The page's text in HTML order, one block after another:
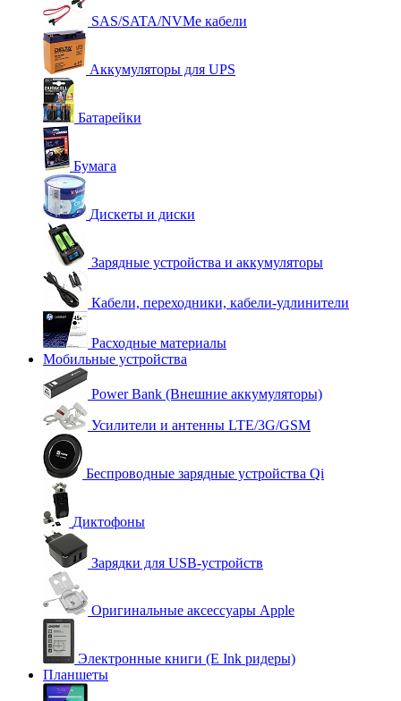
SAS/SATA/NVMe кабели
Аккумуляторы для UPS
Батарейки
Бумага
Дискеты и диски
Зарядные устройства и аккумуляторы
Кабели, переходники, кабели-удлинители
Расходные материалы
Мобильные устройства
Power Bank (Внешние аккумуляторы)
Усилители и антенны LTE/3G/GSM
Беспроводные зарядные устройства Qi
Диктофоны
Зарядки для USB-устройств
Оригинальные аксессуары Apple
Электронные книги (E Ink ридеры)
Планшеты